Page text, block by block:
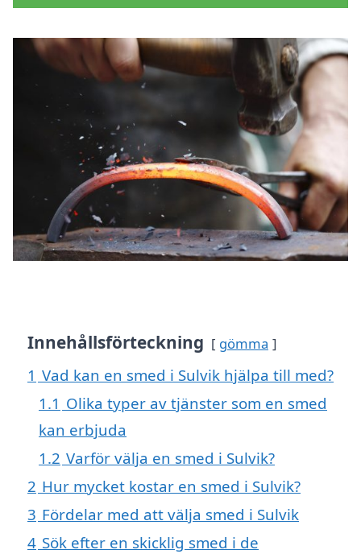
Innehållsförteckning gömma
1 Vad kan en smed i Sulvik hjälpa till med?
1.1 Olika typer av tjänster som en smed
kan erbjuda
1.2 Varför välja en smed i Sulvik?
2 Hur mycket kostar en smed i Sulvik?
3 Fördelar med att välja smed i Sulvik
4 Sök efter en skicklig smed i de